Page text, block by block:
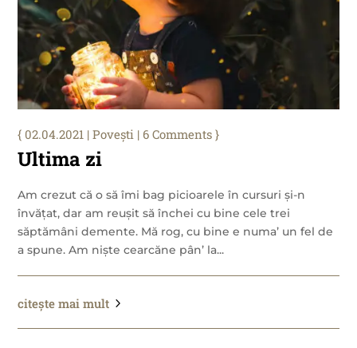
Ultima zi
02.04.2021 |Povești | 6 Comments
Am crezut că o să îmi bag picioarele în cursuri și-n
învățat, dar am reușit să închei cu bine cele trei
săptămâni demente. Mă rog, cu bine e numa’ un fel de
a spune. Am niște cearcăne pân’ la...
citește mai mult